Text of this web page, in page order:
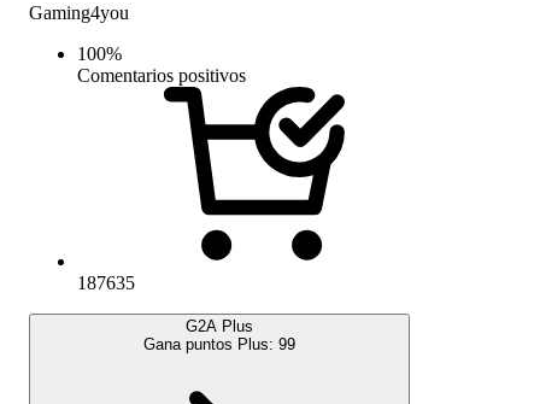
Gaming4you
100%
Comentarios positivos
187635
G2A Plus
Gana puntos Plus: 99